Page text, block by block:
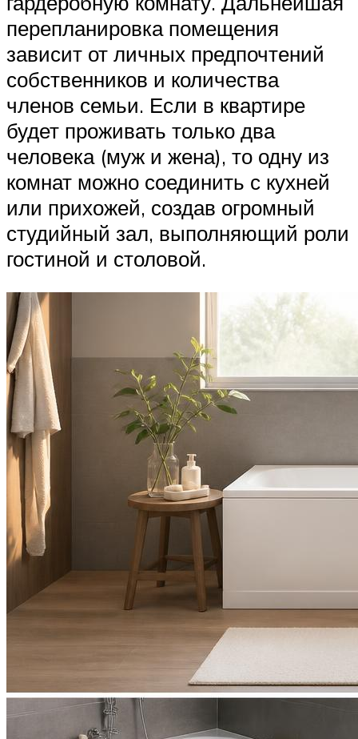
перепланировка помещения
зависит от личных предпочтений
собственников и количества
членов семьи. Если в квартире
будет проживать только два
человека (муж и жена), то одну из
комнат можно соединить с кухней
или прихожей, создав огромный
студийный зал, выполняющий роли
гостиной и столовой.